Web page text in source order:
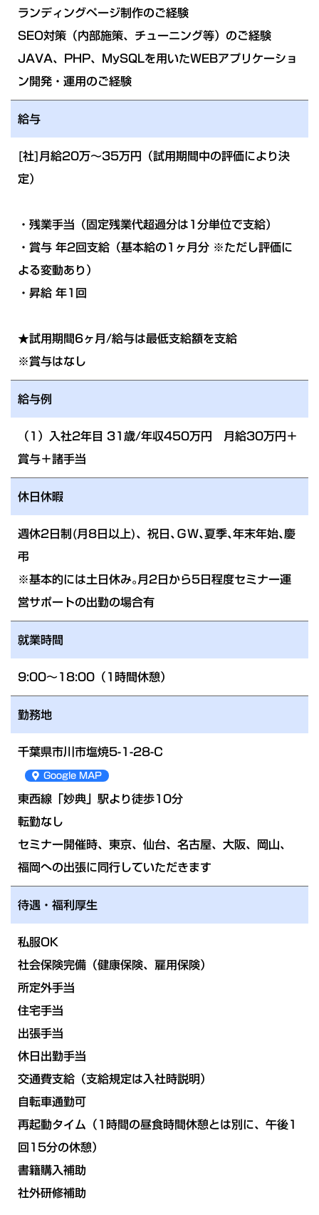
ランディングページ制作のご経験
SEO対策（内部施策、チューニング等）のご経験
JAVA、PHP、MySQLを用いたWEBアプリケーショ
ン開発・運用のご経験
給与
[社]月給20万～35万円（試用期間中の評価により決
定）
・残業手当（固定残業代超過分は1分単位で支給）
・賞与 年2回支給（基本給の1ヶ月分 ※ただし評価に
よる変動あり）
・昇給 年1回
★試用期間6ヶ月/給与は最低支給額を支給
※賞与はなし
給与例
（1）入社2年目 31歳/年収450万円 月給30万円＋
賞与＋諸手当
休日休暇
週休2日制(月8日以上)、祝日､ＧＷ､夏季､年末年始､慶
弔
※基本的には土日休み｡月2日から5日程度セミナー運
営サポートの出勤の場合有
就業時間
9:00～18:00（1時間休憩）
勤務地
千葉県市川市塩焼5-1-28-C
Google MAP
東西線「妙典」駅より徒歩10分
転勤なし
セミナー開催時、東京、仙台、名古屋、大阪、岡山、
福岡への出張に同行していただきます
待遇・福利厚生
私服OK
社会保険完備（健康保険、雇用保険）
所定外手当
住宅手当
出張手当
休日出勤手当
交通費支給（支給規定は入社時説明）
自転車通勤可
再起動タイム（1時間の昼食時間休憩とは別に、午後1
回15分の休憩）
書籍購入補助
社外研修補助